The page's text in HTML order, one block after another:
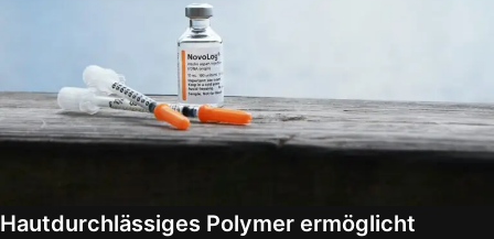
Hautdurchlässiges Polymer ermöglicht